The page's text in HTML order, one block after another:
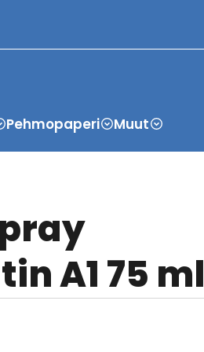
Pehmopaperi Muut
A1 75 ml